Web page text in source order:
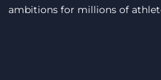
ambitions for millions of